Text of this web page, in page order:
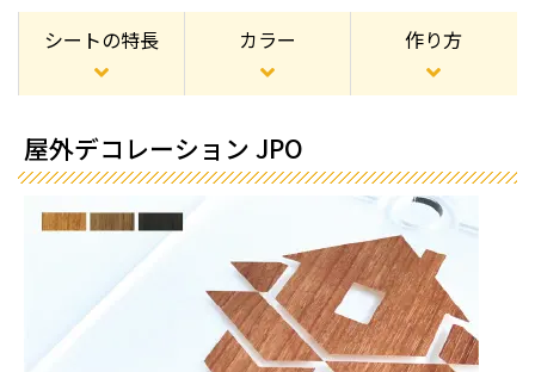
シートの特長 カラー 作り方
屋外デコレーション JPO